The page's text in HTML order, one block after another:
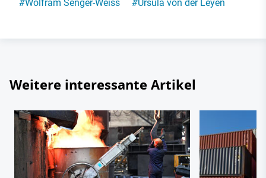
#Wolfram Senger-Weiss #Ursula von der Leyen
Weitere interessante Artikel